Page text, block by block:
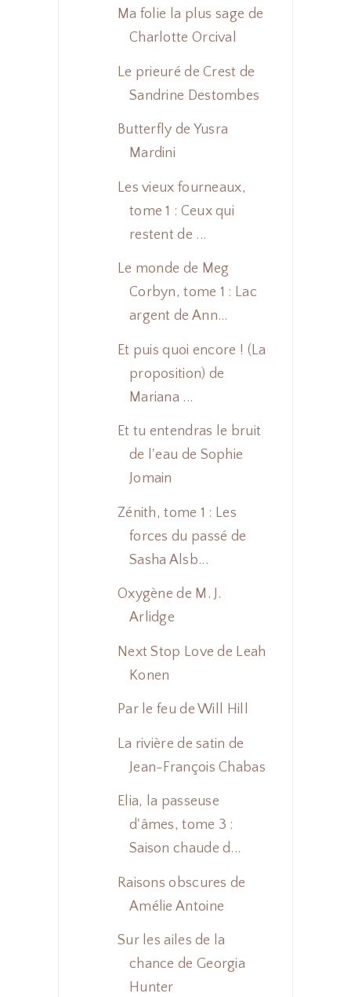
Ma folie la plus sage de
Charlotte Orcival
Le prieuré de Crest de
Sandrine Destombes
Butterfly de Yusra
Mardini
Les vieux fourneaux,
tome 1 : Ceux qui
restent de ...
Le monde de Meg
Corbyn, tome 1 : Lac
argent de Ann...
Et puis quoi encore ! (La
proposition) de
Mariana ...
Et tu entendras le bruit
de l'eau de Sophie
Jomain
Zénith, tome 1 : Les
forces du passé de
Sasha Alsb...
Oxygène de M. J.
Arlidge
Next Stop Love de Leah
Konen
Par le feu de Will Hill
La rivière de satin de
Jean-François Chabas
Elia, la passeuse
d'âmes, tome 3 :
Saison chaude d...
Raisons obscures de
Amélie Antoine
Sur les ailes de la
chance de Georgia
Hunter